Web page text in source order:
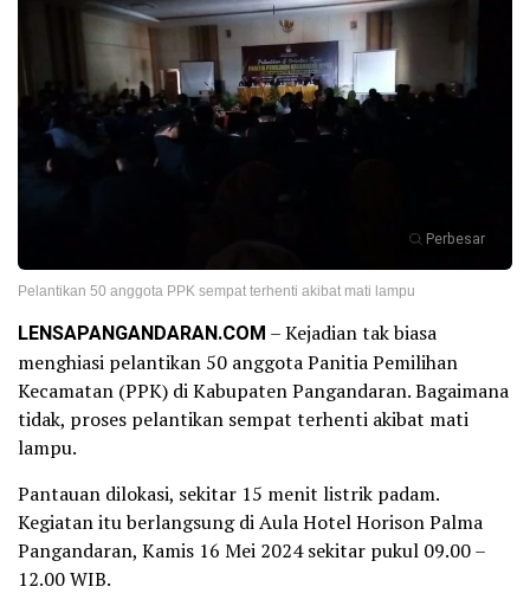
Perbesar
Pelantikan 50 anggota PPK sempat terhenti akibat mati lampu
LENSAPANGANDARAN.COM – Kejadian tak biasa
menghiasi pelantikan 50 anggota Panitia Pemilihan
Kecamatan (PPK) di Kabupaten Pangandaran. Bagaimana
tidak, proses pelantikan sempat terhenti akibat mati
lampu.
Pantauan dilokasi, sekitar 15 menit listrik padam.
Kegiatan itu berlangsung di Aula Hotel Horison Palma
Pangandaran, Kamis 16 Mei 2024 sekitar pukul 09.00 –
12.00 WIB.